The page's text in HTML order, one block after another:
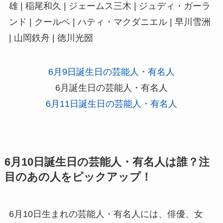
雄 | 稲尾和久 | ジェームス三木 | ジュディ・ガーラ
ンド | クールベ | ハティ・マクダニエル | 早川雪洲
| 山岡鉄舟 | 徳川光圀
6月9日誕生日の芸能人・有名人
6月誕生日の芸能人・有名人
6月11日誕生日の芸能人・有名人
6月10日誕生日の芸能人・有名人は誰？注
目のあの人をピックアップ！
6月10日生まれの芸能人・有名人には、俳優、女